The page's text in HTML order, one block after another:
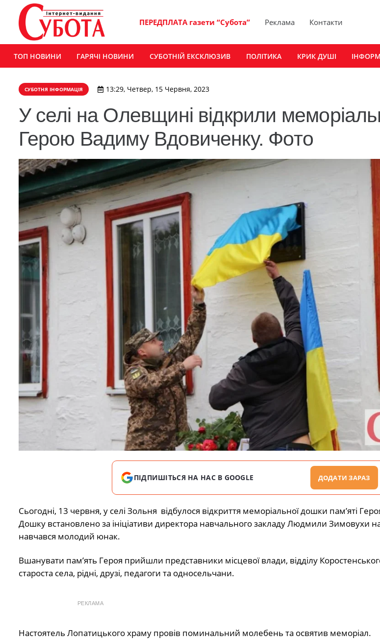
ПЕРЕДПЛАТА газети “Субота” Реклама Контакти
ТОП НОВИНИ ГАРЯЧІ НОВИНИ СУБОТНІЙ ЕКСКЛЮЗИВ ПОЛІТИКА КРИК ДУШІ
СУБОТНЯ ІНФОРМАЦІЯ 13:29, Четвер, 15 Червня, 2023
У селі на Олевщині відкрили
Герою Вадиму Вдовиченку. Фото
ПІДПИШІТЬСЯ НА НАС В GOOGLE ДОДАТИ ЗАРАЗ
Сьогодні, 13 червня, у селі Зольня відбулося відкриття меморіальної дошки пам’яті
Дошку встановлено за ініціативи директора навчального закладу Людмили Зимовухи на
навчався молодий юнак.
Вшанувати пам’ять Героя прийшли представники місцевої влади, відділу
староста села, рідні, друзі, педагоги та односельчани.
РЕКЛАМА
Настоятель Лопатицького храму провів поминальний молебень та освятив меморіал.